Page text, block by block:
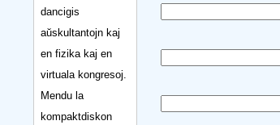
dancigis
aŭskultantojn kaj
en fizika kaj en
virtuala kongresoj.
Mendu la
kompaktdiskon